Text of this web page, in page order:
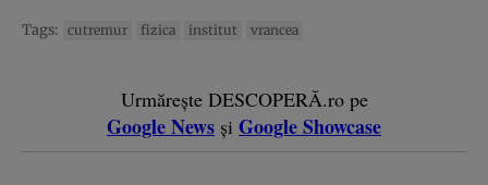
Tags: cutremur fizica institut vrancea
Urmărește DESCOPERĂ.ro pe
Google News și Google Showcase